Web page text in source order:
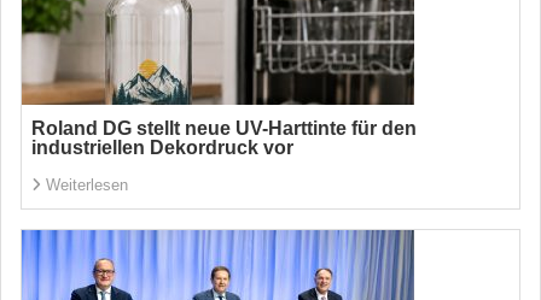
Roland DG stellt neue UV-Harttinte für den
industriellen Dekordruck vor
Weiterlesen